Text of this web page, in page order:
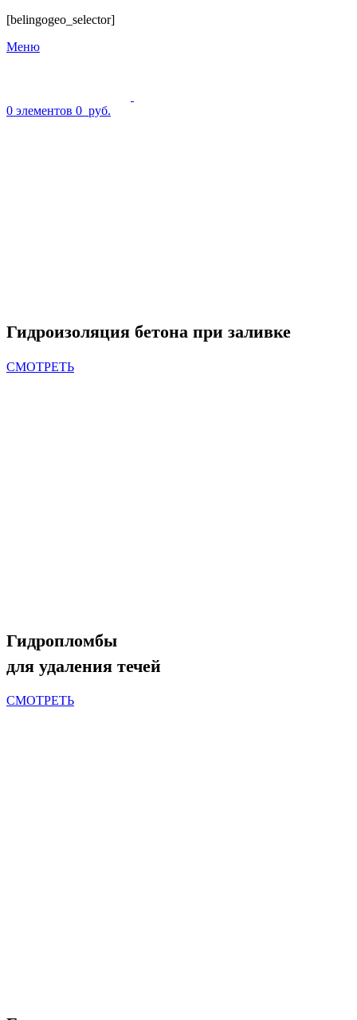
[belingogeo_selector]
Меню
0 элементов 0 руб.
Гидроизоляция бетона при заливке
СМОТРЕТЬ
Гидропломбы
для удаления течей
СМОТРЕТЬ